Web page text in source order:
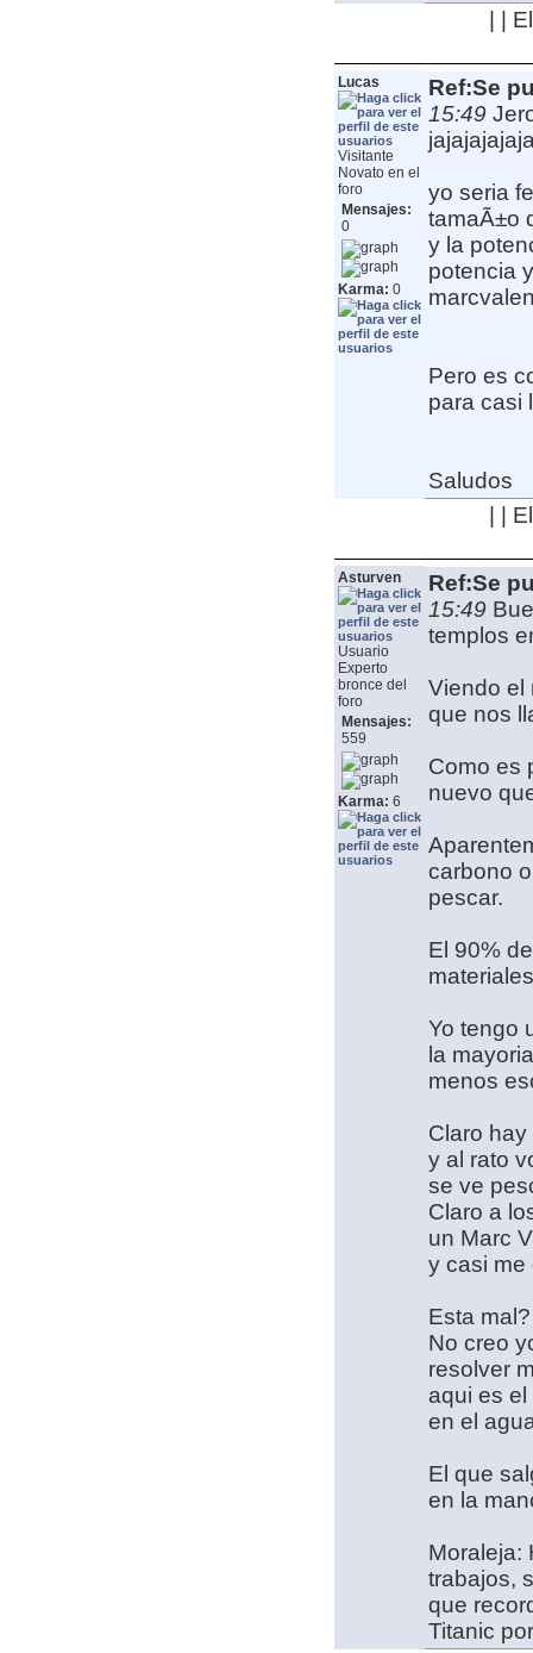
| |
Lucas
Visitante
Novato en el
foro
Mensajes:
0
Karma: 0
Ref:Se
15:49
yo seria
tamaÃ±o
y la
potencia
Pero es
para casi
Saludos
| |
Asturven
Usuario
Experto
bronce del
foro
Mensajes:
559
Karma: 6
Ref:Se
15:49
templos
Viendo el
que nos
Como es
nuevo
carbono
pescar.
El 90%
Yo tengo
la
menos
Claro
y al rato
se ve
Claro a
un Marc
y casi me
Esta mal?
No creo
resolver
aqui es
en el
El que
en la
Moraleja:
trabajos,
que
Titanic